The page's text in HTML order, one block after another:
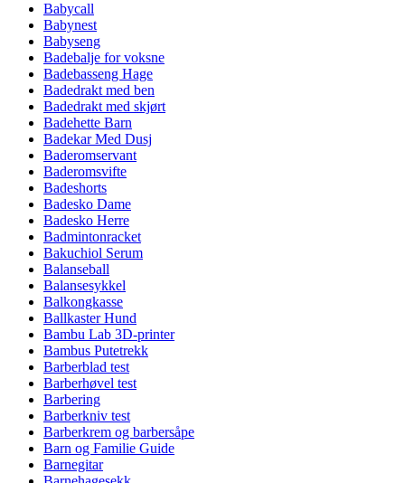
Babycall
Babynest
Babyseng
Badebalje for voksne
Badebasseng Hage
Badedrakt med ben
Badedrakt med skjørt
Badehette Barn
Badekar Med Dusj
Baderomservant
Baderomsvifte
Badeshorts
Badesko Dame
Badesko Herre
Badmintonracket
Bakuchiol Serum
Balanseball
Balansesykkel
Balkongkasse
Ballkaster Hund
Bambu Lab 3D-printer
Bambus Putetrekk
Barberblad test
Barberhøvel test
Barbering
Barberkniv test
Barberkrem og barbersåpe
Barn og Familie Guide
Barnegitar